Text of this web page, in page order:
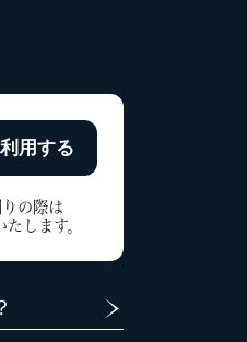
利用する
の際は
します。